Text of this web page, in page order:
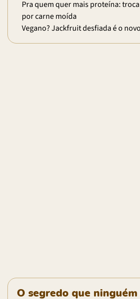
Pra quem quer mais proteína:
por carne moída
Vegano? Jackfruit desfiada é o
O segredo que ninguém